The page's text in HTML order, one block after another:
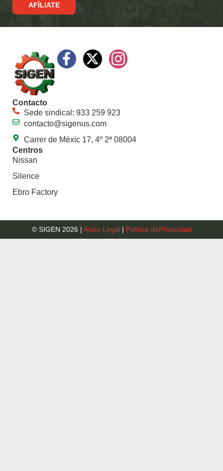
AFÍLIATE
Contacto
Sede sindical: 933 259 923
contacto@sigenus.com
Carrer de Mèxic 17, 4º 2ª 08004
Centros
Nissan
Silence
Ebro Factory
© SIGEN 2026 | Aviso Legal| Política dePrivacidad